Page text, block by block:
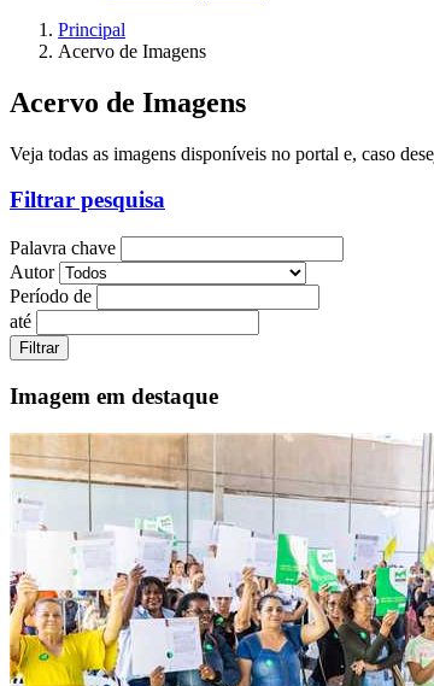
Principal
Acervo de Imagens
Acervo de Imagens
Veja todas as imagens disponíveis no portal e, caso
Filtrar pesquisa
Palavra chave
Autor
Período de
até
Imagem em destaque